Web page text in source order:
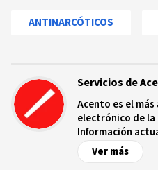
ANTINARCÓTICOS
Servicios de
Acento es el
electrónico de la
Información
de las noticias y
nivel nacional e
Ver más